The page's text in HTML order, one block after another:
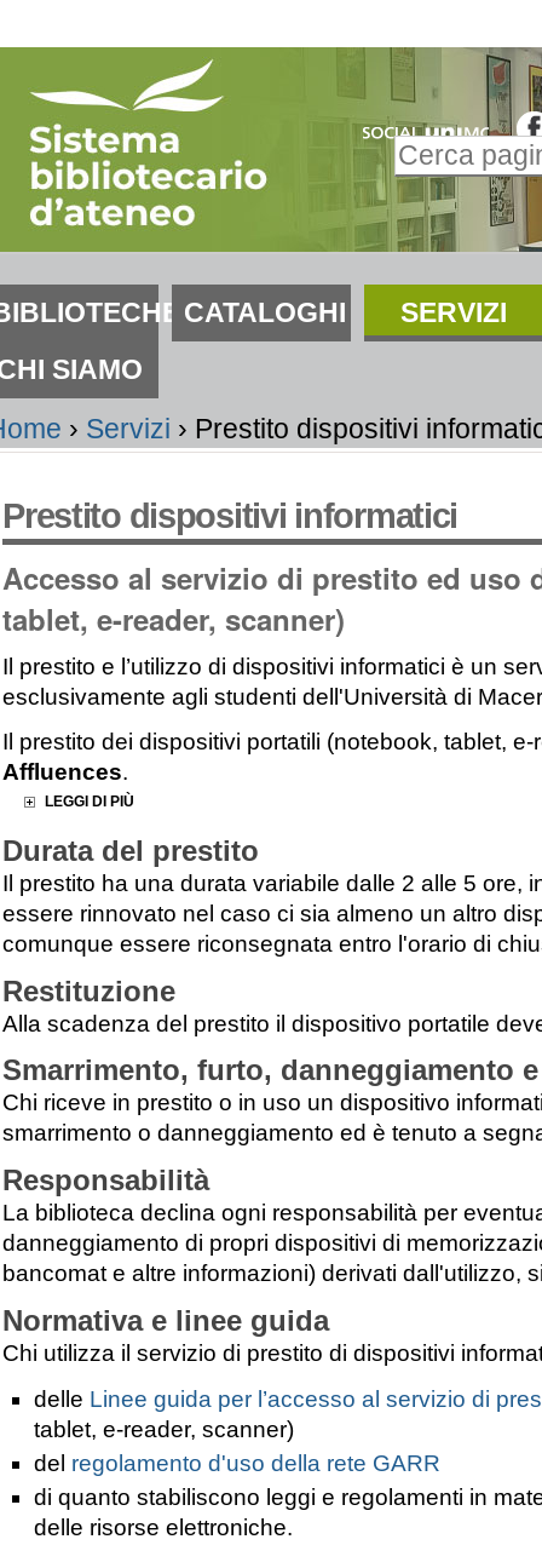
Inserire il
Ricerca
avanzata…
CATALOGHI
SERVIZI
SIAMO
› Servizi › Prestito dispositivi
Prestito dispositivi informatici
Accesso al servizio di prestito ed
tablet, e-reader, scanner)
Il prestito e l’utilizzo di dispositivi informatici è un
esclusivamente agli studenti dell'Università di
Il prestito dei dispositivi portatili (notebook, tablet,
Affluences.
LEGGI DI PIÙ
Durata del prestito
Il prestito ha una durata variabile dalle 2 alle 5 ore,
essere rinnovato nel caso ci sia almeno un altro
comunque essere riconsegnata entro l'orario di
Restituzione
Alla scadenza del prestito il dispositivo portatile
Smarrimento, furto, danneggiamento
Chi riceve in prestito o in uso un dispositivo
smarrimento o danneggiamento ed è tenuto a
Responsabilità
La biblioteca declina ogni responsabilità per
danneggiamento di propri dispositivi di
bancomat e altre informazioni) derivati dall'utilizzo,
Normativa e linee guida
Chi utilizza il servizio di prestito di dispositivi
delle Linee guida per l’accesso al servizio di
tablet, e-reader, scanner)
del regolamento d'uso della rete GARR
di quanto stabiliscono leggi e regolamenti in
delle risorse elettroniche.